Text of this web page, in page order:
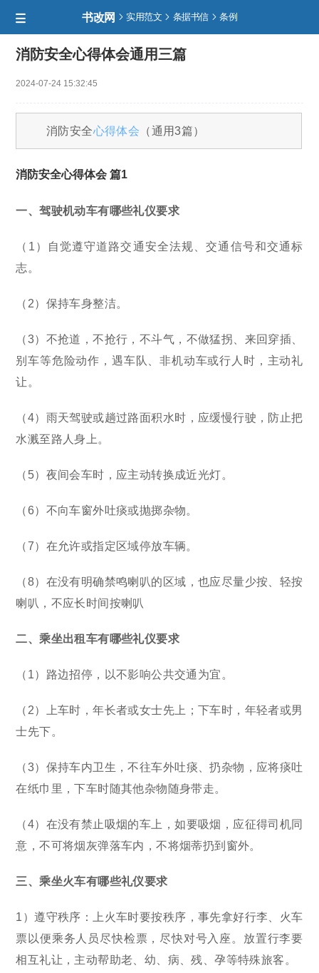
书改网  实用范文  条据书信 条例

消防安全心得体会通用三篇
2024-07-24 15:32:45
消防安全心得体会 （通用3篇）
消防安全心得体会 篇1
一、驾驶机动车有哪些礼仪要求
（1）自觉遵守道路交通安全法规、交通信号和交通标
志。
（2）保持车身整洁。
（3）不抢道，不抢行，不斗气，不做猛拐、来回穿插、
别车等危险动作，遇车队、非机动车或行人时，主动礼
让。
（4）雨天驾驶或趟过路面积水时，应缓慢行驶，防止把
水溅至路人身上。
（5）夜间会车时，应主动转换成近光灯。
（6）不向车窗外吐痰或抛掷杂物。
（7）在允许或指定区域停放车辆。
（8）在没有明确禁鸣喇叭的区域，也应尽量少按、轻按
喇叭，不应长时间按喇叭
二、乘坐出租车有哪些礼仪要求
（1）路边招停，以不影响公共交通为宜。
（2）上车时，年长者或女士先上；下车时，年轻者或男
士先下。
（3）保持车内卫生，不往车外吐痰、扔杂物，应将痰吐
在纸巾里，下车时随其他杂物随身带走。
（4）在没有禁止吸烟的车上，如要吸烟，应征得司机同
意，不可将烟灰弹落车内，不将烟蒂扔到窗外。
三、乘坐火车有哪些礼仪要求
1）遵守秩序：上火车时要按秩序，事先拿好行李、火车
票以便乘务人员尽快检票，尽快对号入座。放置行李要
相互礼让，主动帮助老、幼、病、残、孕等特殊旅客。